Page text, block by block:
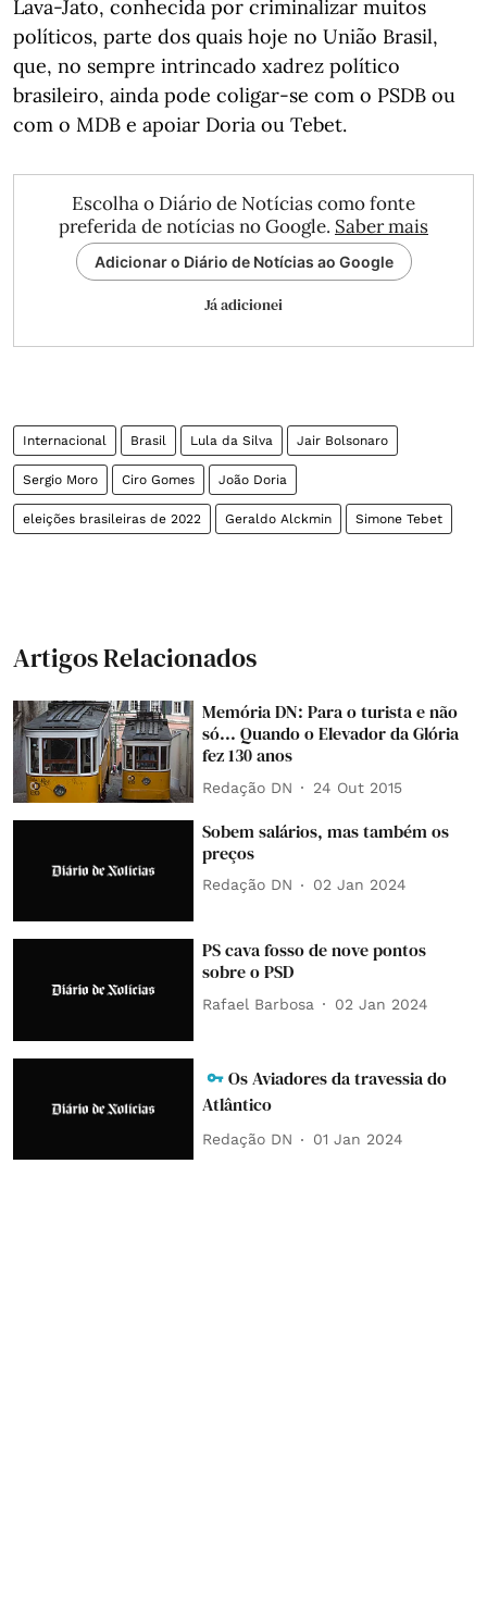
Lava-Jato, conhecida por criminalizar muitos
políticos, parte dos quais hoje no União Brasil,
que, no sempre intrincado xadrez político
brasileiro, ainda pode coligar-se com o PSDB ou
com o MDB e apoiar Doria ou Tebet.
Escolha o Diário de Notícias como fonte
preferida de notícias no Google. Saber mais
Adicionar o Diário de Notícias ao Google
Já adicionei
Internacional Brasil Lula da Silva Jair Bolsonaro
Sergio Moro Ciro Gomes João Doria
eleições brasileiras de 2022 Geraldo Alckmin Simone Tebet
Artigos Relacionados
Memória DN: Para o turista e não
só... Quando o Elevador da Glória
fez 130 anos
Redação DN 24 Out 2015
Sobem salários, mas também os
preços
Redação DN 02 Jan 2024
PS cava fosso de nove pontos
sobre o PSD
Rafael Barbosa 02 Jan 2024
Os Aviadores da travessia do
Atlântico
Redação DN 01 Jan 2024